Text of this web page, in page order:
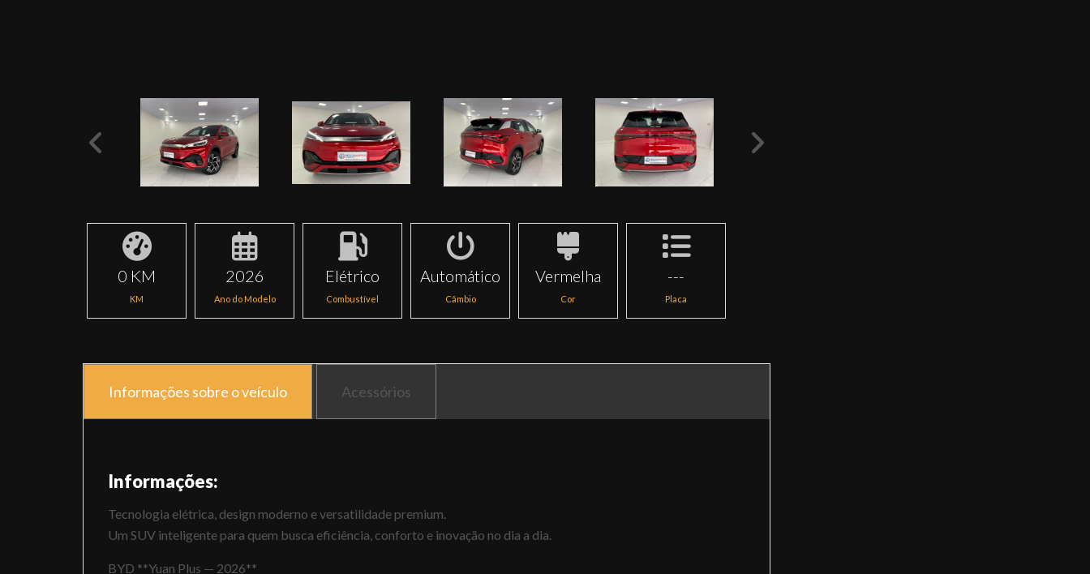
0 KM
KM
2026
Ano do Modelo
Elétrico
Combustível
Automático
Câmbio
Vermelha
Cor
---
Placa
Informações sobre o veículo Acessórios
Informações:
Tecnologia elétrica, design moderno e versatilidade premium.
Um SUV inteligente para quem busca eficiência, conforto e inovação no dia a dia.
BYD **Yuan Plus — 2026**